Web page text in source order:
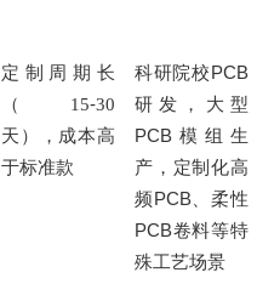
定制周期长
（ 15-30
天），成本高
于标准款
科研院校PCB
研发，大型
PCB模组生
产，定制化高
频PCB、柔性
PCB卷料等特
殊工艺场景